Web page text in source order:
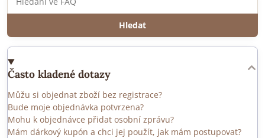
Hledat
Často kladené dotazy
Můžu si objednat zboží bez registrace?
Bude moje objednávka potvrzena?
Mohu k objednávce přidat osobní zprávu?
Mám dárkový kupón a chci jej použít, jak mám postupovat?